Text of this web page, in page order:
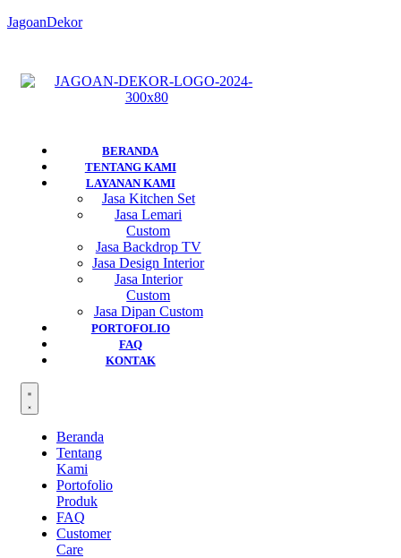
JagoanDekor
BERANDA
TENTANG KAMI
LAYANAN KAMI
Jasa Kitchen Set
Jasa Lemari
Custom
Jasa Backdrop TV
Jasa Design Interior
Jasa Interior
Custom
Jasa Dipan Custom
PORTOFOLIO
FAQ
KONTAK
Beranda
Tentang
Kami
Portofolio
Produk
FAQ
Customer
Care